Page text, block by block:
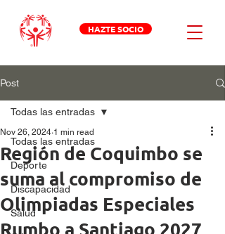
HAZTE SOCIO
Post
Todas las entradas
Deporte
Discapacidad
Salud
Todas las entradas
Región de Coquimbo se
suma al compromiso de
Olimpiadas Especiales
Rumbo a Santiago 2027
Nov 26, 2024 1 min read